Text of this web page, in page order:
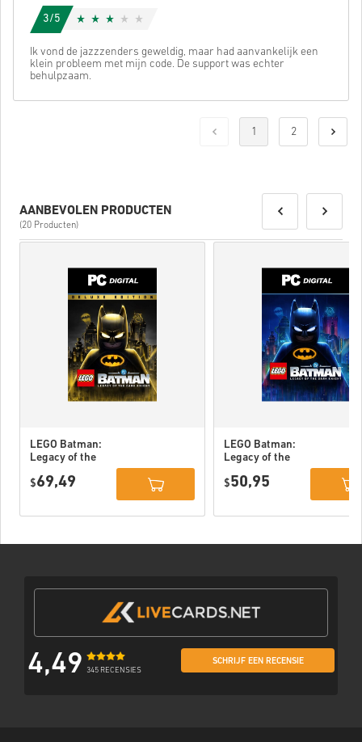
3/5
Ik vond de jazzzenders geweldig, maar had aanvankelijk een
klein probleem met mijn code. De support was echter
behulpzaam.
1 2
AANBEVOLEN PRODUCTEN
(20 Producten)
LEGO Batman:
Legacy of the
Deluxe Edition
$69,49
LEGO Batman:
Legacy of the
(STEAM) EU
$50,95
4,49 345 RECENSIES
SCHRIJF EEN RECENSIE